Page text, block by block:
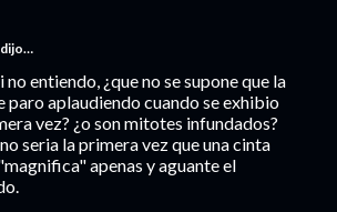
dijo…
no entiendo, ¿que no se supone que la
paro aplaudiendo cuando se exhibio
vez? ¿o son mitotes infundados?
seria la primera vez que una cinta
apenas y aguante el